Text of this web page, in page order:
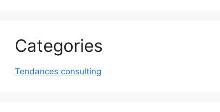
Categories
Tendances consulting